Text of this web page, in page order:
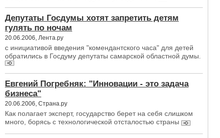
Депутаты Госдумы хотят запретить детям
гулять по ночам
20.06.2006, Лента.ру
с инициативой введения "комендантского часа" для детей
обратились в Госдуму депутаты самарской областной думы.
Евгений Погребняк: "Инновации - это задача
бизнеса"
20.06.2006, Страна.ру
Как полагает эксперт, государство берет на себя слишком
много, борясь с технологической отсталостью страны